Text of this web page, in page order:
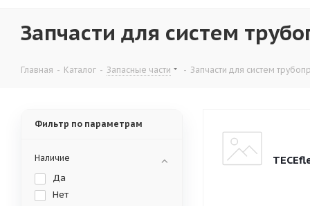
Запчасти для систем
Главная - Каталог - Запасные части - Запчасти для систем
Фильтр по параметрам
Наличие
Да
Нет